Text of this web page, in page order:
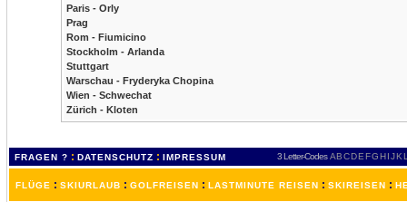
Paris - Orly
Prag
Rom - Fiumicino
Stockholm - Arlanda
Stuttgart
Warschau - Fryderyka Chopina
Wien - Schwechat
Zürich - Kloten
FRAGEN ? : DATENSCHUTZ : IMPRESSUM 3 Letter-Codes ABCDEFGH IJKL
FLÜGE : SKIURLAUB : GOLFREISEN : LASTMINUTE REISEN : SKIREISEN :